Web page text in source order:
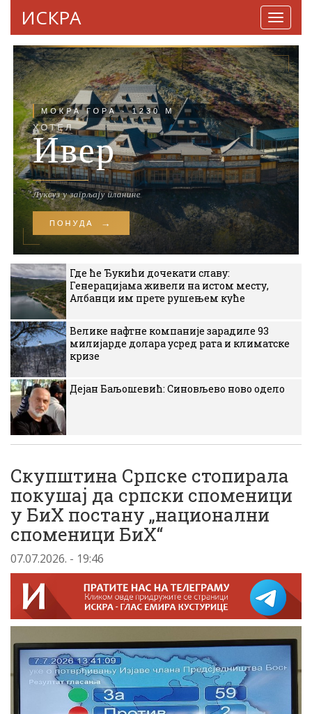
ИСКРА
Где ће Ђукићи дочекати славу:
Генерацијама живели на истом месту,
Албанци им прете рушењем куће
Велике нафтне компаније зарадиле 93
милијарде долара усред рата и климатске
кризе
Дејан Баљошевић: Синовљево ново одело
Скупштина Српске стопирала
покушај да српски споменици
у БиХ постану „национални
споменици БиХ“
07.07.2026. - 19:46